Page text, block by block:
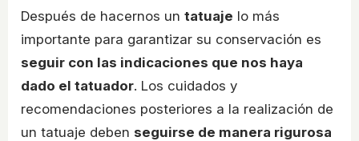
Después de hacernos un tatuaje lo más
importante para garantizar su conservación es
seguir con las indicaciones que nos haya
dado el tatuador. Los cuidados y
recomendaciones posteriores a la realización de
un tatuaje deben seguirse de manera rigurosa